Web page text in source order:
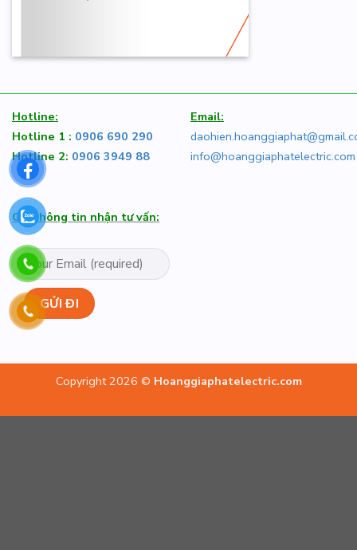
Hotline:
Hotline 1 : 0906 690 290
Hotline 2: 0906 3949 88
Email:
info@hoanggiaphatelectric.com
Gửi thông tin nhận tư vấn:
Copyright 2026 © Hoanggiaphatelectric.com